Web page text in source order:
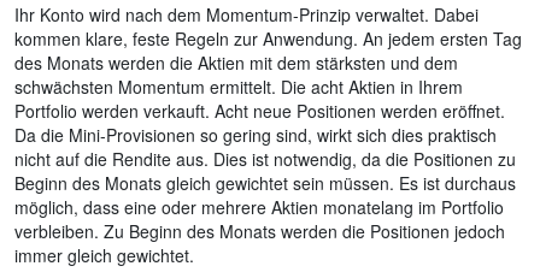
Ihr Konto wird nach dem Momentum-Prinzip verwaltet. Dabei
kommen klare, feste Regeln zur Anwendung. An jedem ersten Tag
des Monats werden die Aktien mit dem stärksten und dem
schwächsten Momentum ermittelt. Die acht Aktien in Ihrem
Portfolio werden verkauft. Acht neue Positionen werden eröffnet.
Da die Mini-Provisionen so gering sind, wirkt sich dies praktisch
nicht auf die Rendite aus. Dies ist notwendig, da die Positionen zu
Beginn des Monats gleich gewichtet sein müssen. Es ist durchaus
möglich, dass eine oder mehrere Aktien monatelang im Portfolio
verbleiben. Zu Beginn des Monats werden die Positionen jedoch
immer gleich gewichtet.